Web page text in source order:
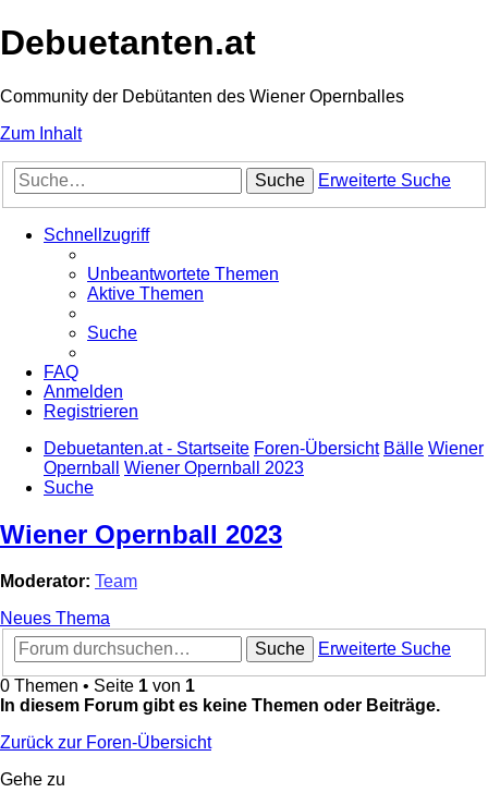
Debuetanten.at
Community der Debütanten des Wiener Opernballes
Zum Inhalt
Suche Erweiterte Suche
Schnellzugriff
Unbeantwortete Themen
Aktive Themen
Suche
FAQ
Anmelden
Registrieren
Debuetanten.at - Startseite Foren-Übersicht Bälle Wiener
Opernball
Wiener Opernball 2023
Suche
Wiener Opernball 2023
Moderator: Team
Neues Thema
Suche
Erweiterte Suche
0 Themen • Seite 1 von 1
In diesem Forum gibt es keine Themen oder Beiträge.
Zurück zur Foren-Übersicht
Gehe zu